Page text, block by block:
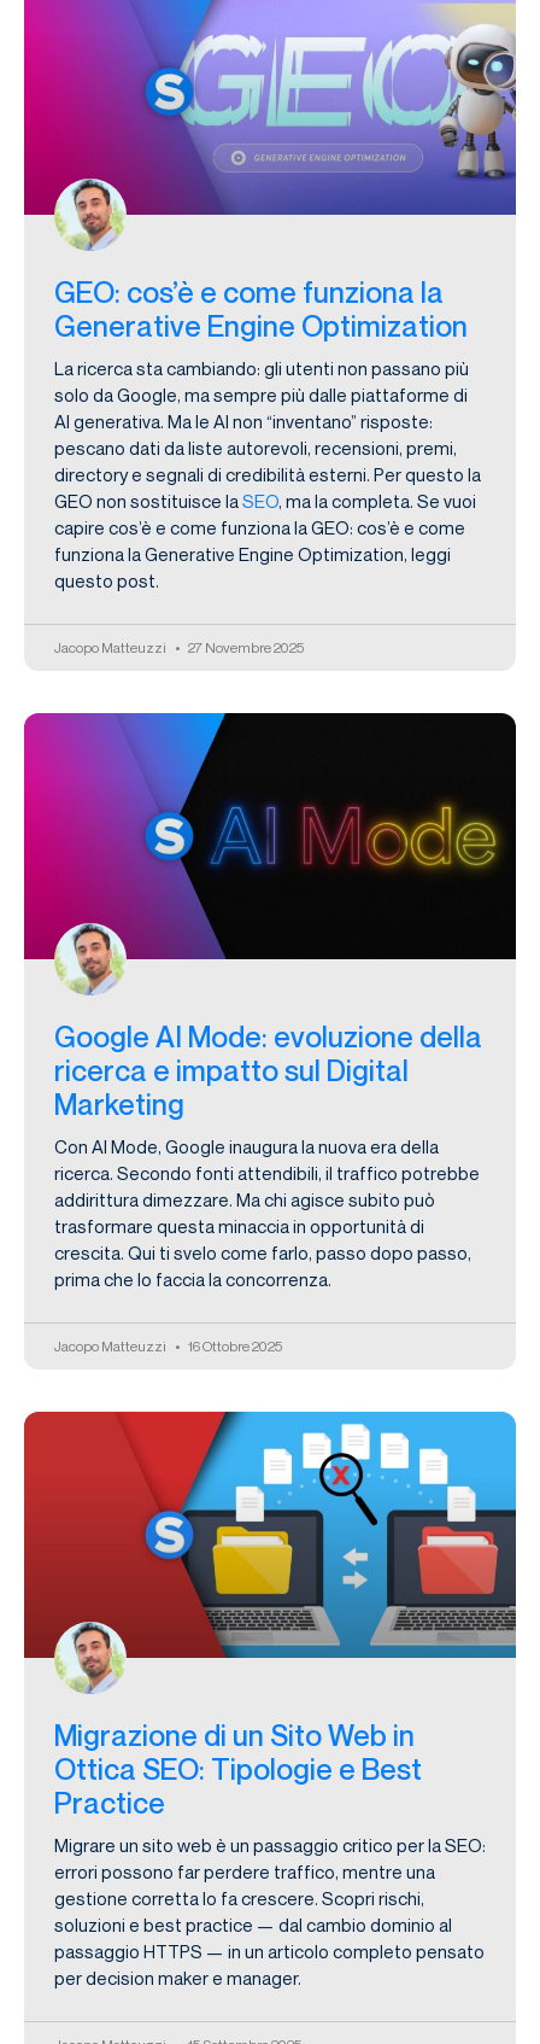
GEO: cos’è e come funziona la
Generative Engine Optimization
La ricerca sta cambiando: gli utenti non passano più
solo da Google, ma sempre più dalle piattaforme di
AI generativa. Ma le AI non “inventano” risposte:
pescano dati da liste autorevoli, recensioni, premi,
directory e segnali di credibilità esterni. Per questo la
GEO non sostituisce laSEO, ma la completa. Se vuoi
capire cos’è e come funziona la GEO: cos’è e come
funziona la Generative Engine Optimization, leggi
questo post.
Jacopo Matteuzzi 27 Novembre 2025
Google AI Mode: evoluzione della
ricerca e impatto sul Digital
Marketing
Con AI Mode, Google inaugura la nuova era della
ricerca. Secondo fonti attendibili, il traffico potrebbe
addirittura dimezzare. Ma chi agisce subito può
trasformare questa minaccia in opportunità di
crescita. Qui ti svelo come farlo, passo dopo passo,
prima che lo faccia la concorrenza.
Jacopo Matteuzzi 16 Ottobre 2025
Migrazione di un Sito Web in
Ottica SEO: Tipologie e Best
Practice
Migrare un sito web è un passaggio critico per la SEO:
errori possono far perdere traffico, mentre una
gestione corretta lo fa crescere. Scopri rischi,
soluzioni e best practice — dal cambio dominio al
passaggio HTTPS — in un articolo completo pensato
per decision maker e manager.